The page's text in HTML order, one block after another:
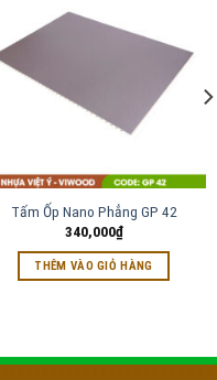
Tấm Ốp Nano Phẳng GP 42
340,000₫
THÊM VÀO GIỎ HÀNG